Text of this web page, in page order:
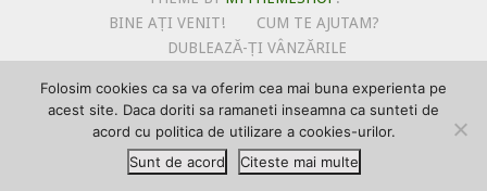
BINE AȚI VENIT!
CUM TE AJUTAM?
DUBLEAZĂ-ȚI VÂNZĂRILE
POLITICA DE UTILIZARE COOKIE-URI
PRIMEȘTI GRATUIT MEGA-CADOURI LA ABONARE
PROMOVEAZĂ-TE PE HOTELINVEST
TERMENI SI CONDITII
Folosim cookies ca sa va oferim cea mai buna experienta pe
acest site. Daca doriti sa ramaneti inseamna ca sunteti de
acord cu politica de utilizare a cookies-urilor.
Sunt de acord
Citeste mai multe